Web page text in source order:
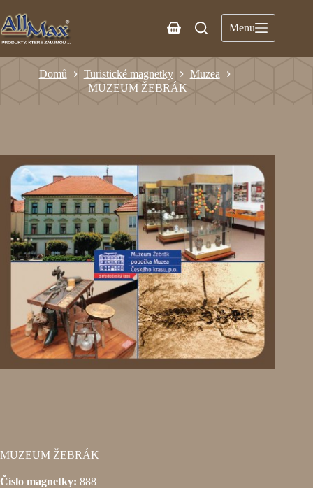
Menu
Domů Turistické magnetky
Muzea
MUZEUM ŽEBRÁK
MUZEUM ŽEBRÁK
Číslo magnetky: 888